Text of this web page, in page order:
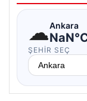
☁Ankara
ŞEHIR SEÇ